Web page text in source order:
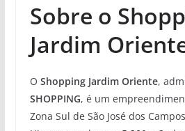
Sobre o
Jardim
O Shopping Jardim Oriente,
SHOPPING, é um
Zona Sul de São José dos